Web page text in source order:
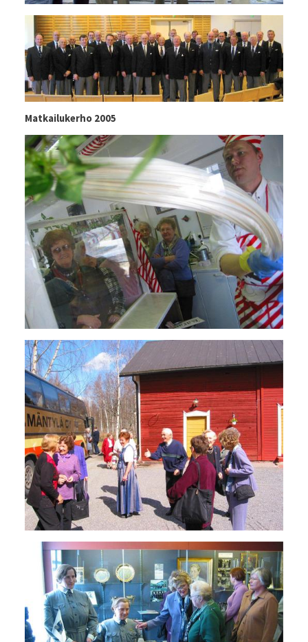
Matkailukerho 2005